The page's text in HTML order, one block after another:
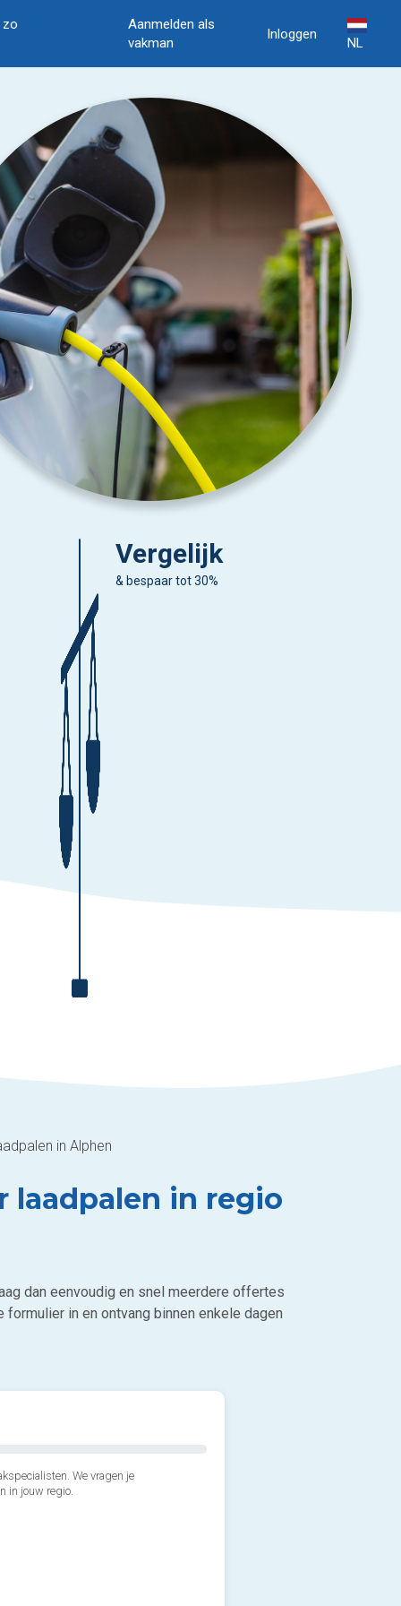
zo
Aanmelden als
vakman
Inloggen
NL
Vergelijk
& bespaar tot 30%
in Alphen
laadpalen in regio
dan eenvoudig en snel meerdere offertes
in en ontvang binnen enkele dagen
We vragen je
in jouw regio.